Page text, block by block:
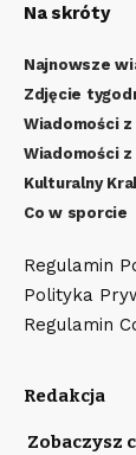
Na skróty
Najnowsze
Zdjęcie
Wiadomości
Wiadomości z
Kulturalny
Co w sporcie
Regulamin
Polityka
Regulamin
Redakcja
Zobaczysz